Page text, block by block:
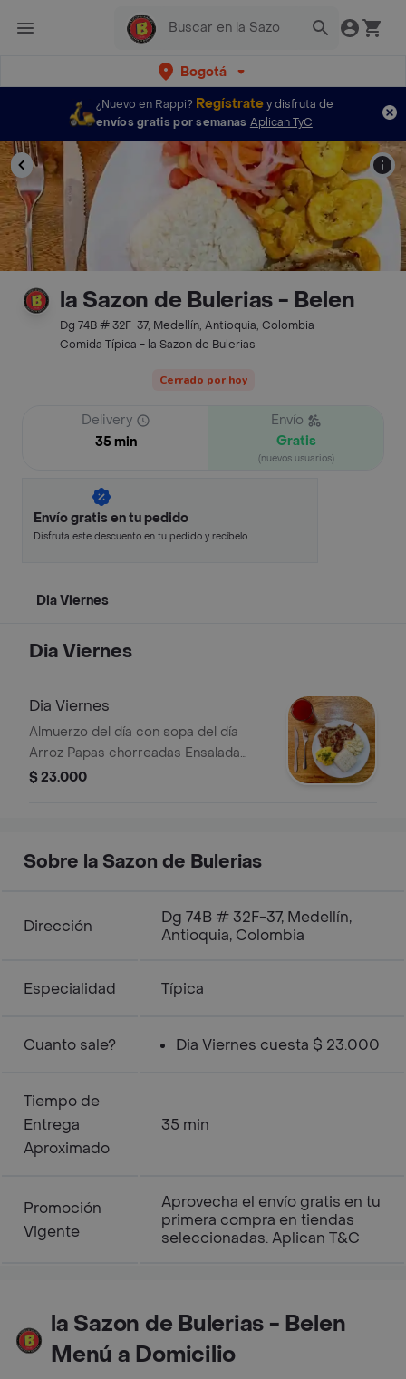
Bogotá
¿Nuevo en Rappi? Regístratey disfruta de
envíos gratis por semanas Aplican TyC
la Sazon de Bulerias - Belen
Dg 74B # 32F-37, Medellín, Antioquia, Colombia
Comida Típica - la Sazon de Bulerias
Cerrado por hoy
Delivery
35 min
Envío
Gratis
(nuevos usuarios)
Envío gratis en tu pedido
Disfruta este descuento en tu pedido y recíbelo
Dia Viernes
Dia Viernes
Dia Viernes
Almuerzo del día con sopa del día
Arroz Papas chorreadas Ensalada
césar Jugo de guanábana y guarapo
$ 23.000
Sobre la Sazon de Bulerias
Dirección
Dg 74B # 32F-37, Medellín,
Antioquia, Colombia
Especialidad Típica
Cuanto sale? Dia Viernes cuesta $ 23.000
Tiempo de
Entrega
Aproximado
35 min
Promoción
Vigente
Aprovecha el envío gratis en tu
primera compra en tiendas
seleccionadas. Aplican T&C
la Sazon de Bulerias - Belen
Menú a Domicilio